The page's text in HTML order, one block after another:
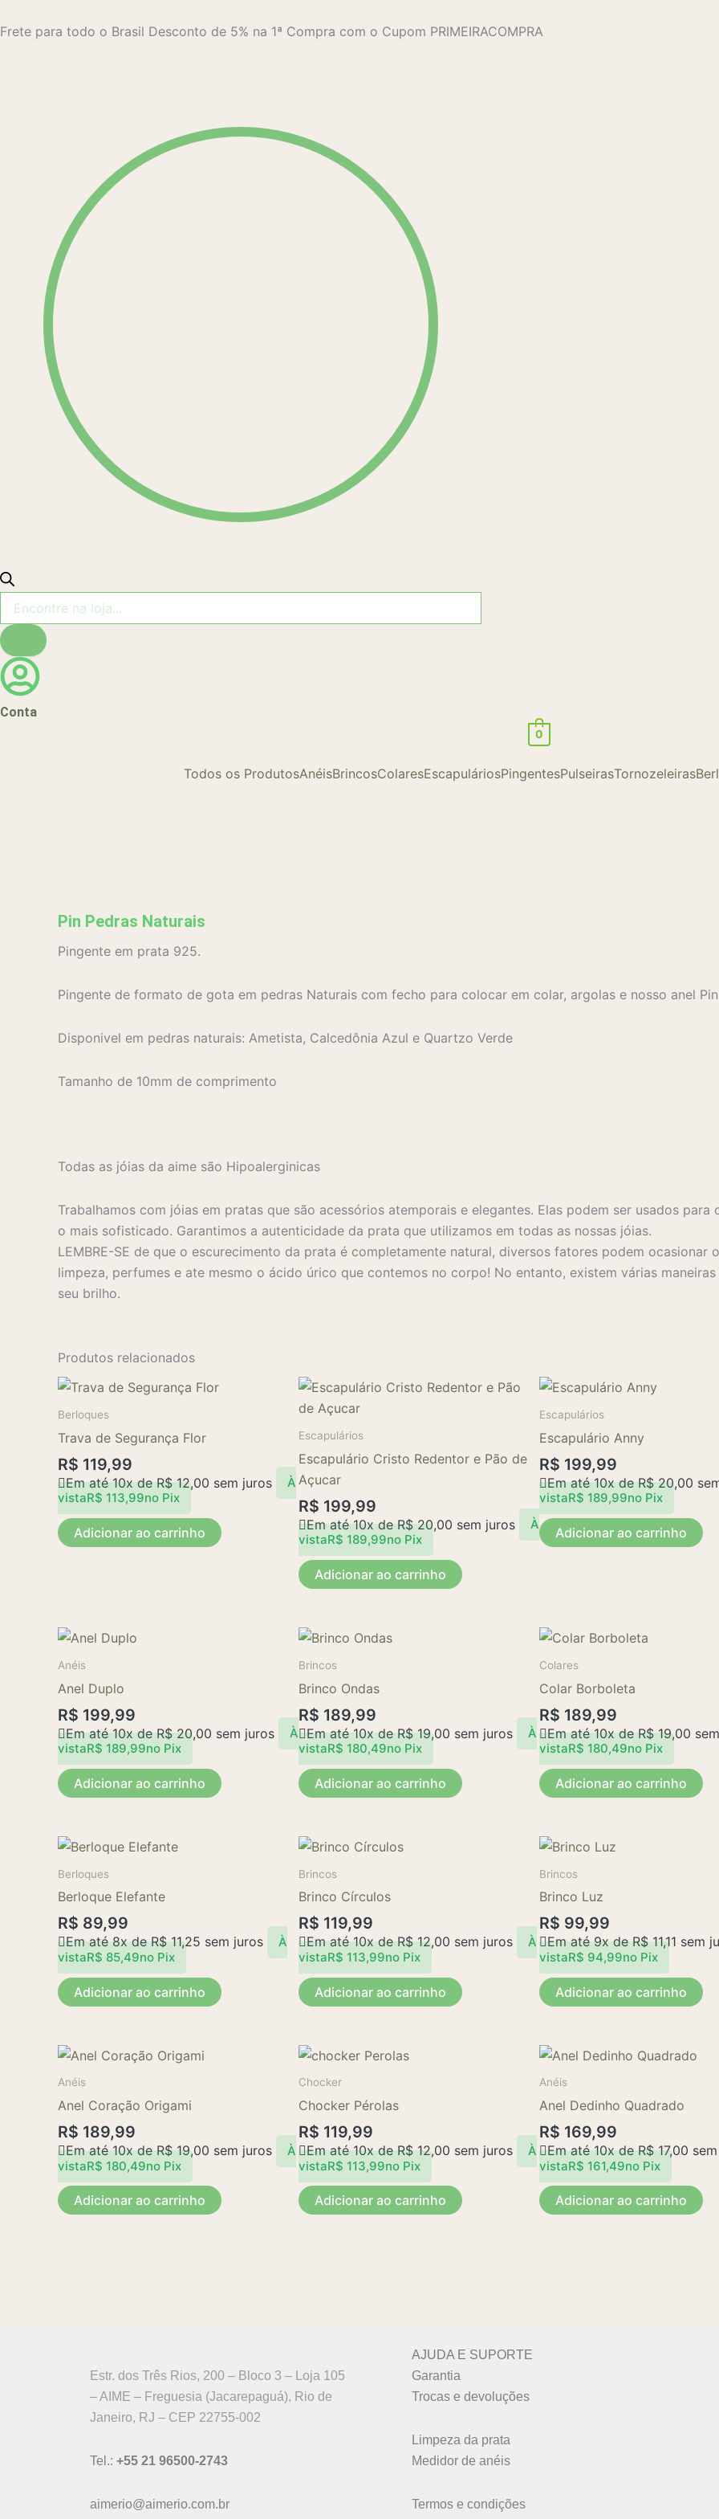
para
Frete para todo o Brasil Desconto de 5% na 1ª Compra com o Cupom PRIMEIRACOMPRA
Conta
0
Todos os ProdutosAnéisBrincosColaresEscapuláriosPingentesPulseirasTornozeleiras
Pin Pedras Naturais
Pingente em prata 925.
Pingente de formato de gota em pedras Naturais com fecho para colocar em colar, argolas e nosso anel Pin
Disponivel em pedras naturais: Ametista, Calcedônia Azul e Quartzo Verde
Tamanho de 10mm de comprimento
Todas as jóias da aime são Hipoalerginicas
Trabalhamos com jóias em pratas que são acessórios atemporais e elegantes. Elas podem ser usados
o mais sofisticado. Garantimos a autenticidade da prata que utilizamos em todas as nossas jóias.
LEMBRE-SE de que o escurecimento da prata é completamente natural, diversos fatores podem
limpeza, perfumes e ate mesmo o ácido úrico que contemos no corpo! No entanto, existem várias
seu brilho.
Produtos relacionados
Berloques
Trava de Segurança Flor
R$ 119,99
Em até 10x deR$12,00 sem juros
À
vistaR$ 113,99no Pix
Adicionar ao carrinho
Escapulários
Escapulário Cristo Redentor e Pão de
Açucar
R$ 199,99
Em até 10x deR$20,00 sem juros
À
vistaR$ 189,99no Pix
Adicionar ao carrinho
Escapulários
Escapulário Anny
R$ 199,99
Em até 10x deR$20,00
vistaR$ 189,99no Pix
Adicionar ao carrinho
Anéis
Anel Duplo
R$ 199,99
Em até 10x deR$20,00 sem juros
À
vistaR$ 189,99no Pix
Adicionar ao carrinho
Brincos
Brinco Ondas
R$ 189,99
Em até 10x deR$19,00 sem juros
À
vistaR$ 180,49no Pix
Adicionar ao carrinho
Colares
Colar Borboleta
R$ 189,99
Em até 10x deR$19,00
vistaR$ 180,49no Pix
Adicionar ao carrinho
Berloques
Berloque Elefante
R$ 89,99
Em até 8x deR$11,25 sem juros
À
vistaR$ 85,49no Pix
Adicionar ao carrinho
Brincos
Brinco Círculos
R$ 119,99
Em até 10x deR$12,00 sem juros
À
vistaR$ 113,99no Pix
Adicionar ao carrinho
Brincos
Brinco Luz
R$ 99,99
Em até 9x deR$11,11 sem
vistaR$ 94,99no Pix
Adicionar ao carrinho
Anéis
Anel Coração Origami
R$ 189,99
Em até 10x deR$19,00 sem juros
À
vistaR$ 180,49no Pix
Adicionar ao carrinho
Chocker
Chocker Pérolas
R$ 119,99
Em até 10x deR$12,00 sem juros
À
vistaR$ 113,99no Pix
Adicionar ao carrinho
Anéis
Anel Dedinho Quadrado
R$ 169,99
Em até 10x deR$17,00
vistaR$ 161,49no Pix
Adicionar ao carrinho
Estr. dos Três Rios, 200 – Bloco 3 – Loja 105
– AIME – Freguesia (Jacarepaguá), Rio de
Janeiro, RJ – CEP 22755-002
Tel.: +55 21 96500-2743
aimerio@aimerio.com.br
AJUDA E SUPORTE
Garantia
Trocas e devoluções
Limpeza da prata
Medidor de anéis
Termos e condições